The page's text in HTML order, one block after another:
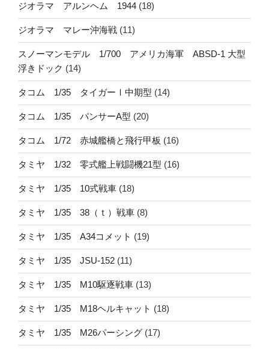
ジオラマ アルンヘム 1944 (18)
ジオラマ マレー沖海戦 (11)
スノーマンモデル 1/700 アメリカ海軍 ABSD-1 大型
浮きドック (14)
タコム 1/35 タイガーⅠ中期型 (14)
タコム 1/35 パンサーA型 (20)
タコム 1/72 赤城艦橋と飛行甲板 (16)
タミヤ 1/32 零式艦上戦闘機21型 (16)
タミヤ 1/35 10式戦車 (18)
タミヤ 1/35 38（ｔ）戦車 (8)
タミヤ 1/35 A34コメット (19)
タミヤ 1/35 JSU-152 (11)
タミヤ 1/35 M10駆逐戦車 (13)
タミヤ 1/35 M18ヘルキャット (18)
タミヤ 1/35 M26パーシング (17)